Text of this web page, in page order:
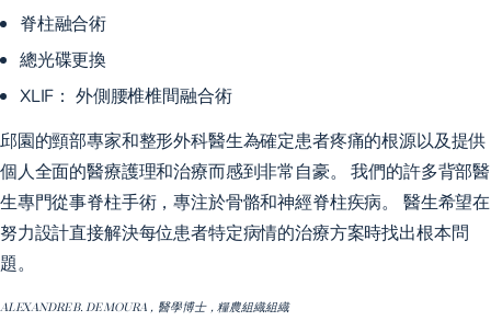
脊柱融合術
總光碟更換
XLIF： 外側腰椎椎間融合術
邱園的頸部專家和整形外科醫生為確定患者疼痛的根源以及提供
個人全面的醫療護理和治療而感到非常自豪。 我們的許多背部醫
生專門從事脊柱手術，專注於骨骼和神經脊柱疾病。 醫生希望在
努力設計直接解決每位患者特定病情的治療方案時找出根本問
題。
ALEXANDRE B. DE MOURA，醫學博士，糧農組織組織